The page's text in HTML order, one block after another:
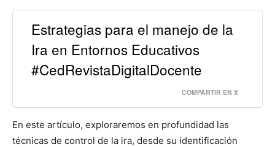
Estrategias para el manejo de la
Ira en Entornos Educativos
#CedRevistaDigitalDocente
COMPARTIR EN X
En este artículo, exploraremos en profundidad las
técnicas de control de la ira, desde su identificación